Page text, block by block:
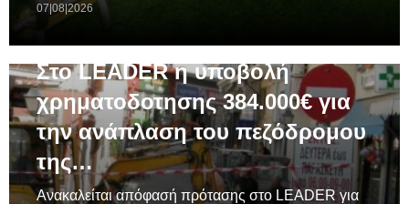
07|08|2026
Στο LEADER η υποβολή
χρηματοδοτησης 384.000€ για
την ανάπλαση του πεζόδρομου
της…
Ανακαλείται απόφασή πρότασης στο LEADER για